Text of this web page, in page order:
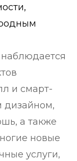
и смарт-
дизайном,
а также
новые
услуги,